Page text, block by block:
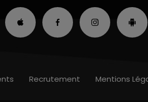
Recrutement Mentions